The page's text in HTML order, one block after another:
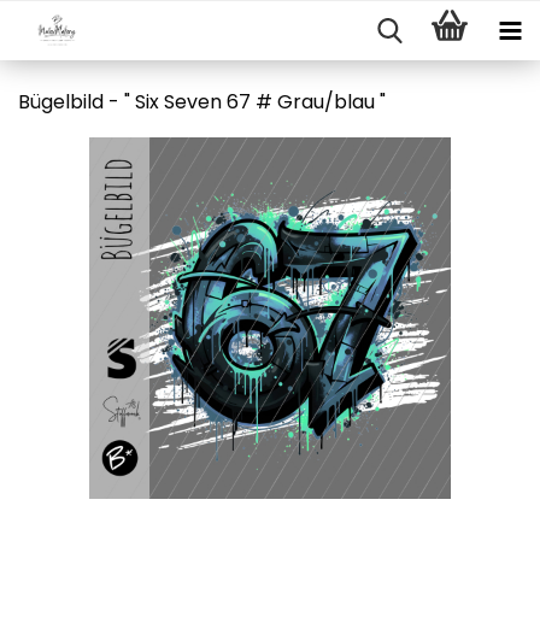
Bügelbild - " Six Seven 67 # Grau/blau "